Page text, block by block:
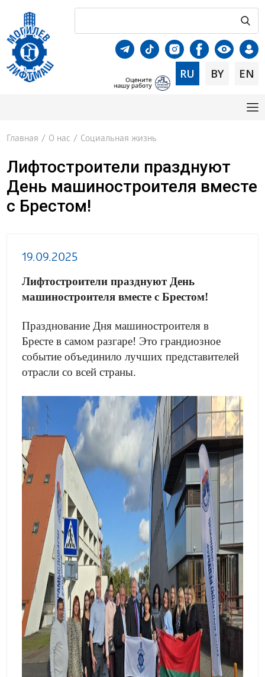
RU BY EN
Главная / О нас / Социальная жизнь
Лифтостроители празднуют
День машиностроителя вместе
с Брестом!
19.09.2025
Лифтостроители празднуют День
машиностроителя вместе с Брестом!
Празднование Дня машиностроителя в
Бресте в самом разгаре! Это грандиозное
событие объединило лучших представителей
отрасли со всей страны.